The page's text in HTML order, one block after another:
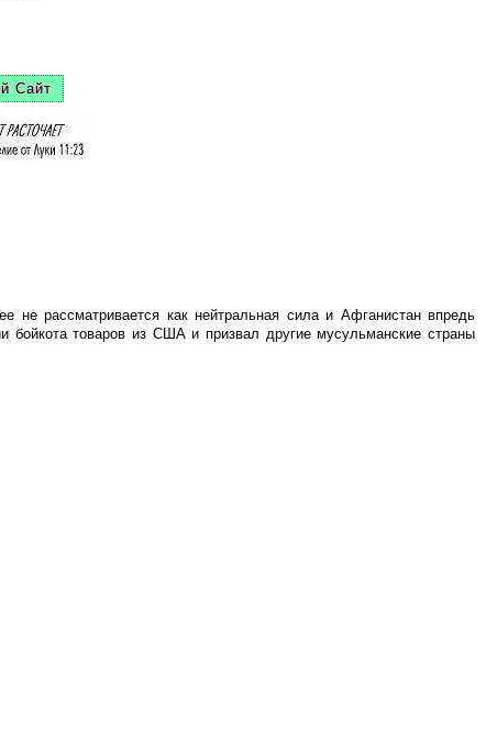
Сайт
рассматривается как нейтральная сила и Афганистан впредь
товаров из США и призвал другие мусульманские страны